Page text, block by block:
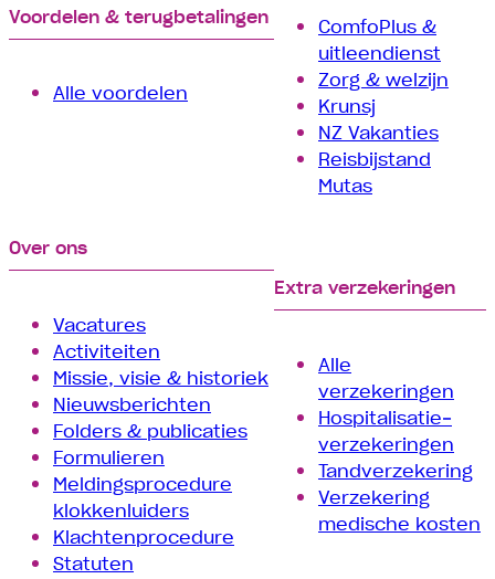
Voordelen & terugbetalingen
Alle voordelen
ComfoPlus &
uitleendienst
Zorg & welzijn
Krunsj
NZ Vakanties
Reisbijstand
Mutas
Over ons
Vacatures
Activiteiten
Missie, visie & historiek
Nieuwsberichten
Folders & publicaties
Formulieren
Meldingsprocedure
klokkenluiders
Klachtenprocedure
Statuten
Extra verzekeringen
Alle
verzekeringen
Hospitalisatie­
verzekeringen
Tand­verzekering
Verzekering
medische kosten